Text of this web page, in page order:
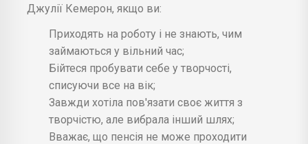
Джулії Кемерон, якщо ви:
Приходять на роботу і не знають, чим
займаються у вільний час;
Бійтеся пробувати себе у творчості,
списуючи все на вік;
Завжди хотіла пов'язати своє життя з
творчістю, але вибрала інший шлях;
Вважає, що пенсія не може проходити